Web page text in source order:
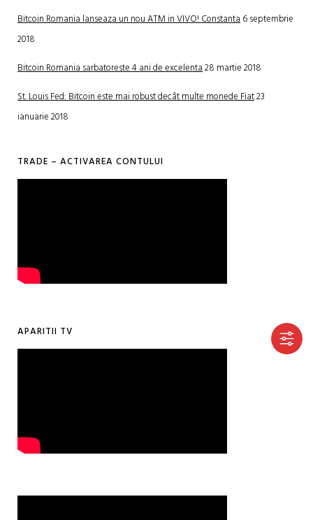
Bitcoin Romania lanseaza un nou ATM in VIVO! Constanta6 septembrie
2018
Bitcoin Romania sarbatoreste 4 ani de excelenta28 martie 2018
St. Louis Fed: Bitcoin este mai robust decât multe monede Fiat23
ianuarie 2018
TRADE – ACTIVAREA CONTULUI
APARITII TV